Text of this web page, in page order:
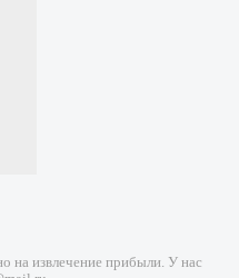
на извлечение прибыли. У нас